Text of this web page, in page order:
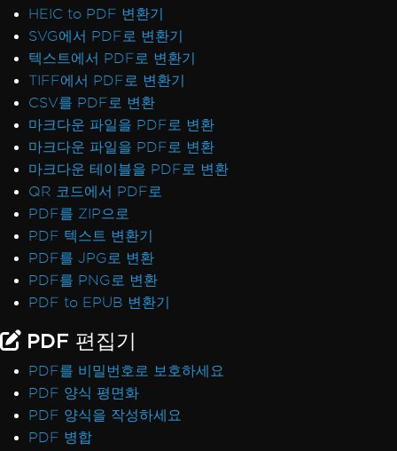
HEIC to PDF 변환기
SVG에서 PDF로 변환기
텍스트에서 PDF로 변환기
TIFF에서 PDF로 변환기
CSV를 PDF로 변환
마크다운 파일을 PDF로 변환
마크다운 파일을 PDF로 변환
마크다운 테이블을 PDF로 변환
QR 코드에서 PDF로
PDF를 ZIP으로
PDF 텍스트 변환기
PDF를 JPG로 변환
PDF를 PNG로 변환
PDF to EPUB 변환기
PDF 편집기
PDF를 비밀번호로 보호하세요
PDF 양식 평면화
PDF 양식을 작성하세요
PDF 병합